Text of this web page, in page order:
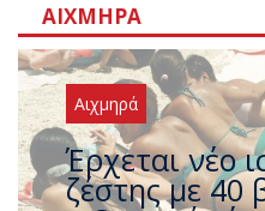
ΑΙΧΜΗΡΆ
Αιχμηρά
Άφαντος ο
που η χώρα